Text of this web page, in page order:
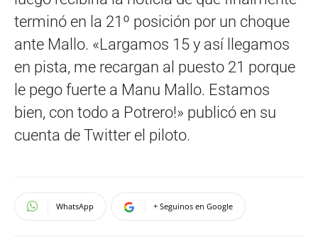
terminó en la 21º posición por un choque
ante Mallo. «Largamos 15 y así llegamos
en pista, me recargan al puesto 21 porque
le pego fuerte a Manu Mallo. Estamos
bien, con todo a Potrero!» publicó en su
cuenta de Twitter el piloto.
WhatsApp + Seguinos en Google